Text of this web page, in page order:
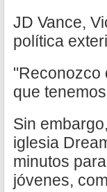
JD Vance,
política
"Reconozco
que
Sin
iglesia
minutos
jóvenes,